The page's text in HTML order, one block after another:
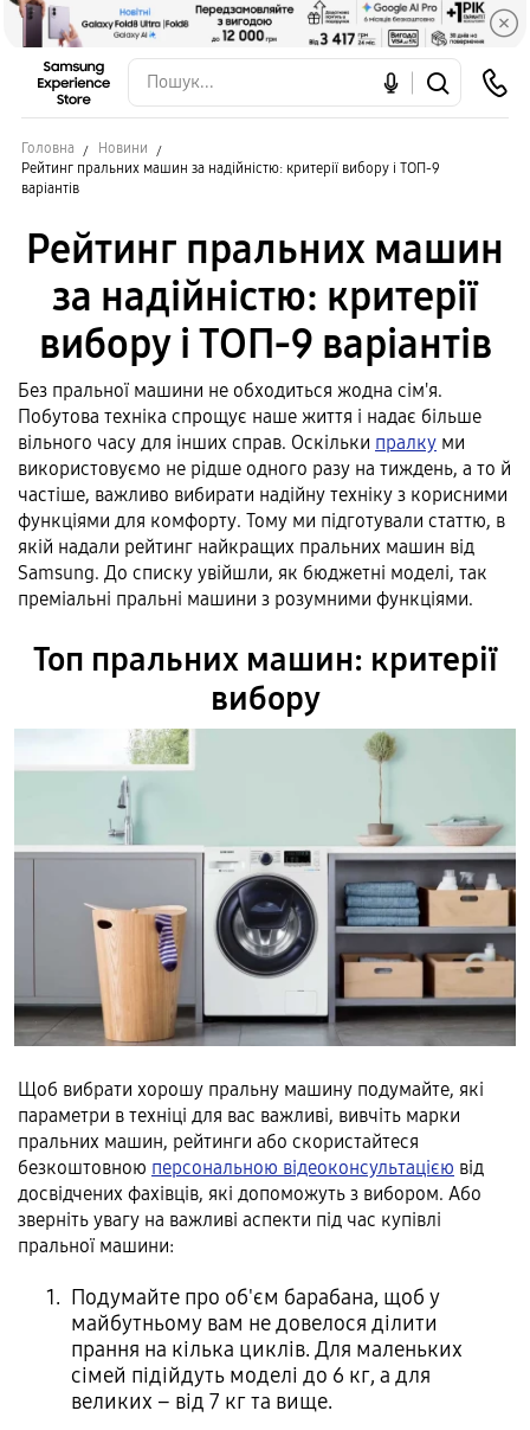
Головна
Новини
Рейтинг пральних машин за надійністю: критерії вибору і ТОП-9
варіантів
Рейтинг пральних машин
за надійністю: критерії
вибору і ТОП-9 варіантів
Без пральної машини не обходиться жодна сім'я.
Побутова техніка спрощує наше життя і надає більше
вільного часу для інших справ. Оскільки пралку ми
використовуємо не рідше одного разу на тиждень, а то й
частіше, важливо вибирати надійну техніку з корисними
функціями для комфорту. Тому ми підготували статтю, в
якій надали рейтинг найкращих пральних машин від
Samsung. До списку увійшли, як бюджетні моделі, так
преміальні пральні машини з розумними функціями.
Топ пральних машин: критерії
вибору
Щоб вибрати хорошу пральну машину подумайте, які
параметри в техніці для вас важливі, вивчіть марки
пральних машин, рейтинги або скористайтеся
безкоштовною персональною відеоконсультацією від
досвідчених фахівців, які допоможуть з вибором. Або
зверніть увагу на важливі аспекти під час купівлі
пральної машини:
Подумайте про об'єм барабана, щоб у
майбутньому вам не довелося ділити
прання на кілька циклів. Для маленьких
сімей підійдуть моделі до 6 кг, а для
великих – від 7 кг та вище.